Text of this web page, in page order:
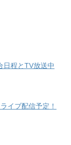
日程とTV放送中
イブ配信予定！